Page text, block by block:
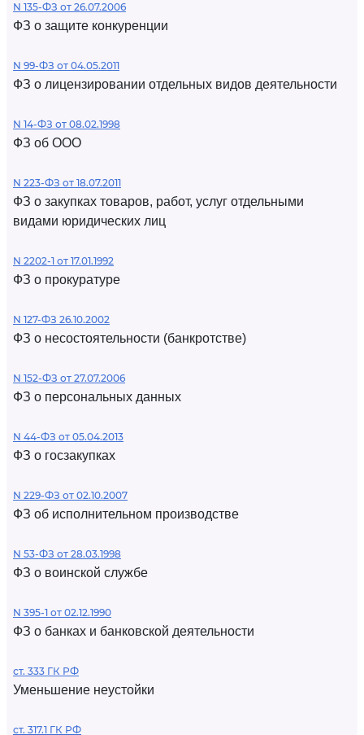
N 135-ФЗ от 26.07.2006
ФЗ о защите конкуренции
N 99-ФЗ от 04.05.2011
ФЗ о лицензировании отдельных видов деятельности
N 14-ФЗ от 08.02.1998
ФЗ об ООО
N 223-ФЗ от 18.07.2011
ФЗ о закупках товаров, работ, услуг отдельными
видами юридических лиц
N 2202-1 от 17.01.1992
ФЗ о прокуратуре
N 127-ФЗ 26.10.2002
ФЗ о несостоятельности (банкротстве)
N 152-ФЗ от 27.07.2006
ФЗ о персональных данных
N 44-ФЗ от 05.04.2013
ФЗ о госзакупках
N 229-ФЗ от 02.10.2007
ФЗ об исполнительном производстве
N 53-ФЗ от 28.03.1998
ФЗ о воинской службе
N 395-1 от 02.12.1990
ФЗ о банках и банковской деятельности
ст. 333 ГК РФ
Уменьшение неустойки
ст. 317.1 ГК РФ